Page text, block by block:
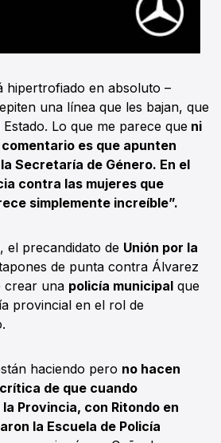
hipertrofiado en absoluto –
una línea que les bajan, que
Lo que me parece que ni
es que apunten
Secretaría de Género. En el
contra las mujeres que
simplemente increíble”.
el precandidato de Unión por la
de punta contra Álvarez
crear una policía municipal que
provincial en el rol de
haciendo pero no hacen
de que cuando
Provincia, con Ritondo en
la Escuela de Policía